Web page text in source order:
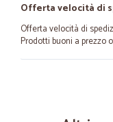
Offerta velocità di
Offerta velocità di
Prodotti buoni a prezzo